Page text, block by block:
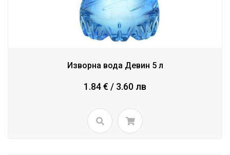
Изворна вода Девин 5 л
1.84 € / 3.60 лв